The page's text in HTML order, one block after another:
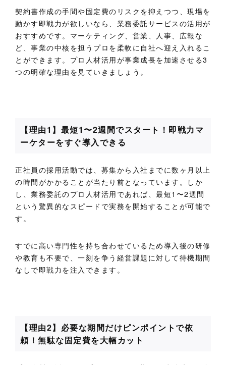
契約書作成の手間や固定費のリスクを抑えつつ、現場を
動かす即戦力が欲しいなら、業務委託サービスの活用が
おすすめです。マーケティング、営業、人事、広報な
ど、事業の中核を担うプロを柔軟に自社へ迎え入れるこ
とができます。プロ人材活用が事業成長を加速させる3
つの明確な理由を見ていきましょう。
【理由1】最短1〜2週間でスタート！即戦力マ
ーケターをすぐ導入できる
正社員の採用活動では、募集から入社までに数ヶ月以上
の時間がかかることが当たり前となっています。しか
し、業務委託のプロ人材活用であれば、最短1〜2週間
という驚異的なスピードで実務を開始することが可能で
す。
すでに高い専門性を持ち合わせているため導入後の研修
や教育も不要で、一刻を争う経営課題に対して待機期間
なしで即戦力を注入できます。
【理由2】必要な期間だけピンポイントで依
頼！無駄な固定費を大幅カット